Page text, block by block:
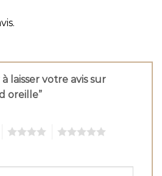
laisser votre avis sur
oreille”